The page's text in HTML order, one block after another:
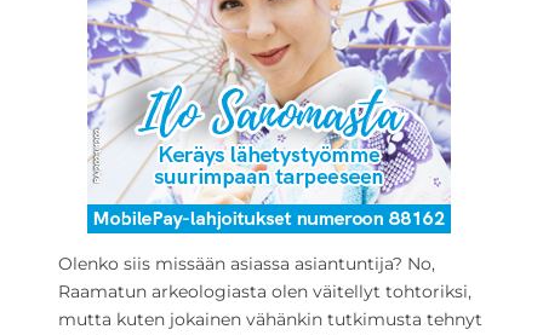
Olenko siis missään asiassa asiantuntija? No,
Raamatun arkeologiasta olen väitellyt tohtoriksi,
mutta kuten jokainen vähänkin tutkimusta tehnyt